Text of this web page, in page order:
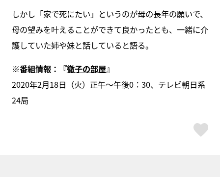
しかし「家で死にたい」というのが母の長年の願いで、
母の望みを叶えることができて良かったとも、一緒に介
護していた姉や妹と話していると語る。
※番組情報： 『徹子の部屋』
2020年2月18日（火）正午～午後0：30、テレビ朝日系
24局